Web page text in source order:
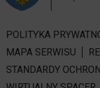
POLITYKA
MAPA SERWISU
STANDARDY